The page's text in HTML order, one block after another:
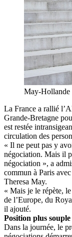
May-Hollande
La France a rallié
Grande-Bretagne
est restée
circulation des
« Il ne peut pas y
négociation. Mais il
négociation », a
commun à Paris
Theresa May.
« Mais je le répète,
de l’Europe, du
il ajouté.
Position plus
Dans la journée, le